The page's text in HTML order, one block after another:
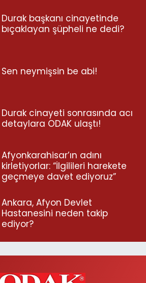
Durak başkanı cinayetinde
bıçaklayan şüpheli ne dedi?
Sen neymişsin be abi!
Durak cinayeti sonrasında acı
detaylara ODAK ulaştı!
Afyonkarahisar’ın adını
kirletiyorlar: “İlgilileri harekete
geçmeye davet ediyoruz”
Ankara, Afyon Devlet
Hastanesini neden takip
ediyor?